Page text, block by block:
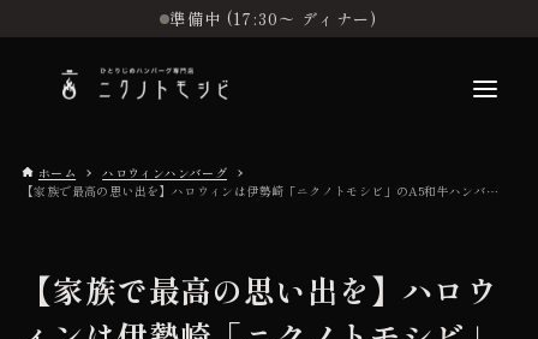
準備中 (17:30〜 ディナー)
お品書き
ホーム
ハロウィンハンバーグ
【家族で最高の思い出を】ハロウィンは伊勢崎「ニクノトモシビ」のA5和牛ハンバーグで特別な時間を！
【家族で最高の思い出を】ハロウ